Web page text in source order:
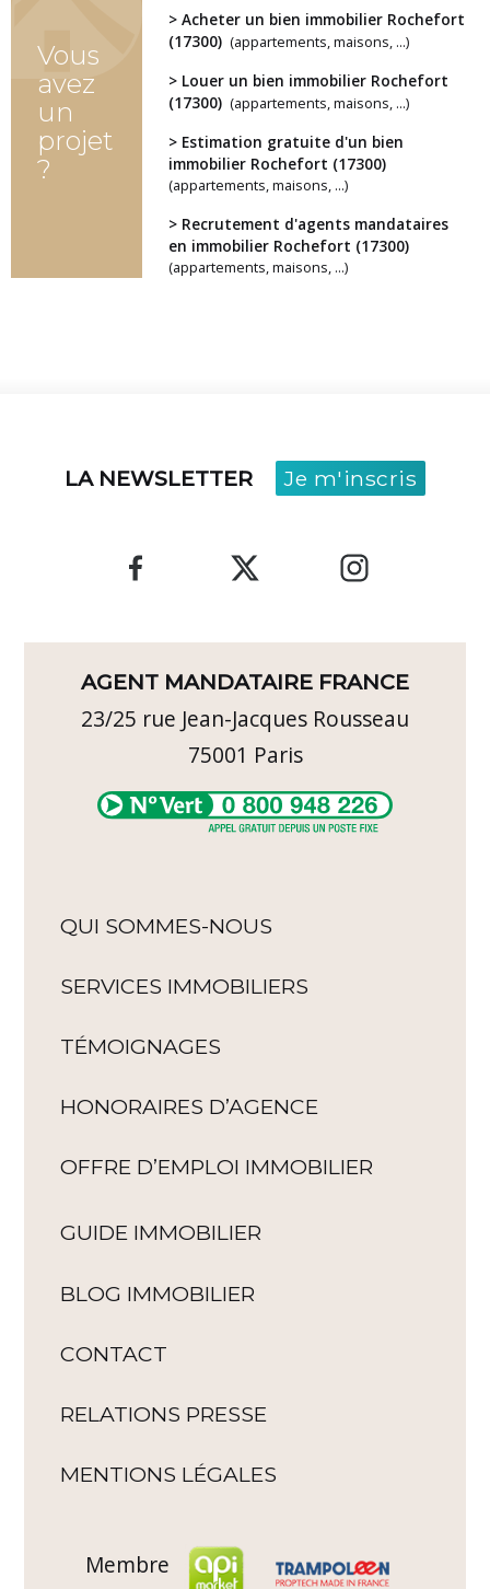
Vous
avez
un
projet
?
> Acheter un bien immobilier Rochefort
(17300) (appartements, maisons, ...)
> Louer un bien immobilier Rochefort
(17300) (appartements, maisons, ...)
> Estimation gratuite d'un bien
immobilier Rochefort (17300)
(appartements, maisons, ...)
> Recrutement d'agents mandataires
en immobilier Rochefort (17300)
(appartements, maisons, ...)
LA NEWSLETTER Je m'inscris
AGENT MANDATAIRE FRANCE
23/25 rue Jean-Jacques Rousseau
75001 Paris
QUI SOMMES-NOUS
SERVICES IMMOBILIERS
TÉMOIGNAGES
HONORAIRES D’AGENCE
OFFRE D’EMPLOI IMMOBILIER
GUIDE IMMOBILIER
BLOG IMMOBILIER
CONTACT
RELATIONS PRESSE
MENTIONS LÉGALES
Membre